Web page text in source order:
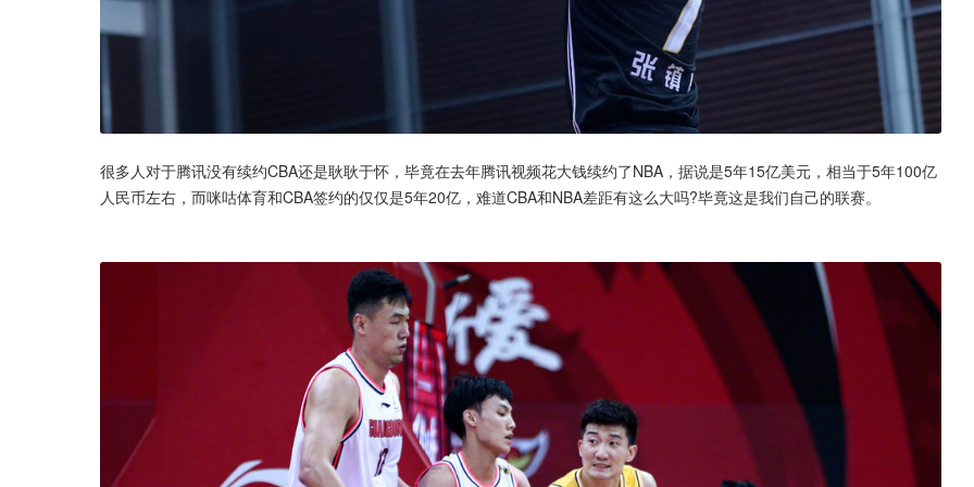
很多人对于腾讯没有续约CBA还是耿耿于怀，毕竟在去年腾讯视频花大钱续约了NBA，据说是5年15亿美元，相当于5年100亿
人民币左右，而咪咕体育和CBA签约的仅仅是5年20亿，难道CBA和NBA差距有这么大吗?毕竟这是我们自己的联赛。